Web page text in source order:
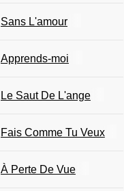
Sans L'amour
Apprends-moi
Le Saut De L'ange
Fais Comme Tu Veux
À Perte De Vue